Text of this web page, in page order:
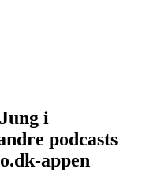
i
podcasts
appen